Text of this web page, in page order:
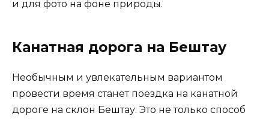
и для фото на фоне природы.
Канатная дорога на Бештау
Необычным и увлекательным вариантом
провести время станет поездка на канатной
дороге на склон Бештау. Это не только способ